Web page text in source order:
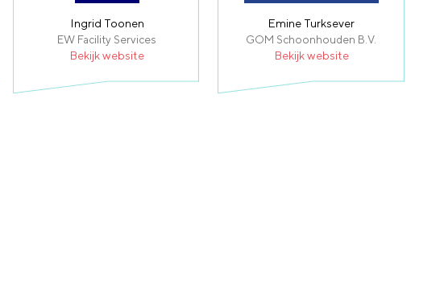
Ingrid Toonen
EW Facility Services
Bekijk website
Emine Turksever
GOM Schoonhouden B.V.
Bekijk website